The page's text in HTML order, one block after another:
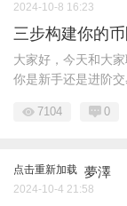
2024-10-8 16:23
三步构建你的
大家好，今天和大
你是新手还是进阶交
7104 0
点击重新加载 夢澤
2024-10-4 21:58